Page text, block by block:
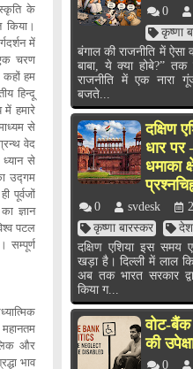
के
किया।
में
चरण
कहों हम
हिन्दू
में हमारे
से
वेद
ध्यान से
उद्गम
पूर्वजों
ज्ञान
पटल
सम्पूर्ण
और
भाव
0
कृष्णा
बंगाल की राजनीति में
बाबा, ये क्या होबे?”
राजनीति में एक नारा
बजते...
दक्षिण
धार
धमाका
0 svdesk
कृष्णा बारस्कर
देश
दक्षिण एशिया इस समय
खड़ा है। दिल्ली में लाल
अब तक भारत सरकार
किया ग...
वोट-बैंक
की
0